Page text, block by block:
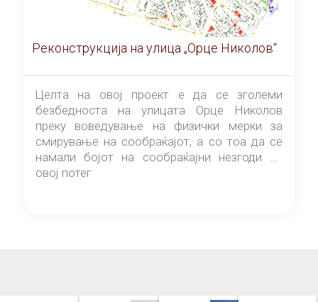
Реконструкција на улица „Орце Николов“
Целта на овој проект е да се зголеми
безбедноста на улицата Орце Николов
преку воведување на физички мерки за
смирување на сообраќајот, а со тоа да се
намали бојот на сообраќајни незгоди на
овој потег